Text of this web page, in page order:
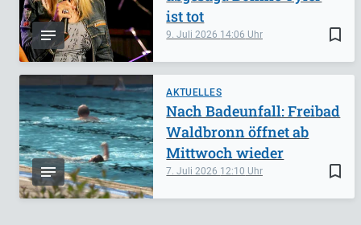
bookmark_border
9. Juli 2026 14:06
ist tot
AKTUELLES
bookmark_border
7. Juli 2026 12:10
Nach Badeunfall: Freibad
Waldbronn öffnet ab
Mittwoch wieder